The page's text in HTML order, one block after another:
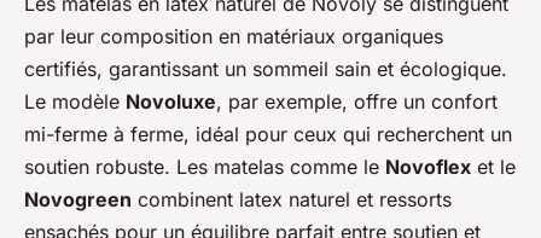
par leur composition en matériaux organiques
certifiés, garantissant un sommeil sain et écologique.
Le modèle Novoluxe, par exemple, offre un confort
mi-ferme à ferme, idéal pour ceux qui recherchent un
soutien robuste. Les matelas comme le Novoflex et le
Novogreen combinent latex naturel et ressorts
ensachés pour un équilibre parfait entre soutien et